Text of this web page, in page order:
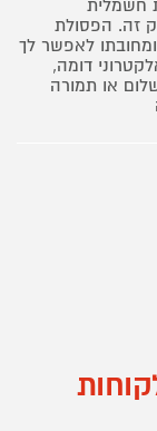
חשמלית
זה. הפסולת
לאפשר לך
דומה,
או תמורה